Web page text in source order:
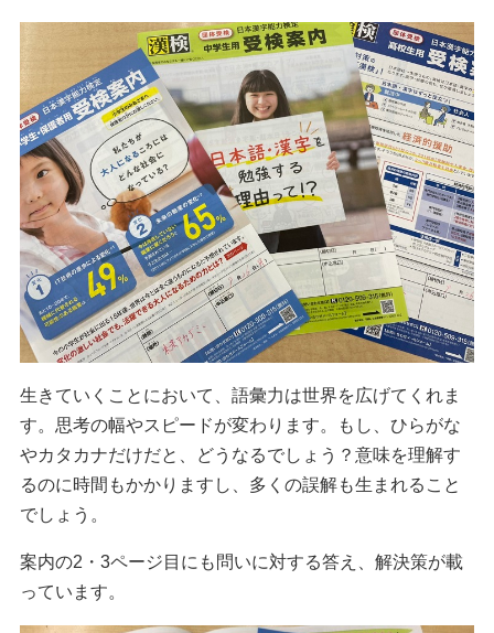
生きていくことにおいて、語彙力は世界を広げてくれま
す。思考の幅やスピードが変わります。もし、ひらがな
やカタカナだけだと、どうなるでしょう？意味を理解す
るのに時間もかかりますし、多くの誤解も生まれること
でしょう。
案内の2・3ページ目にも問いに対する答え、解決策が載
っています。